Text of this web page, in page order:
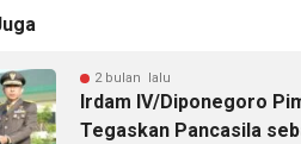
2 bulan lalu
Irdam IV/Diponegoro
Tegaskan Pancasila